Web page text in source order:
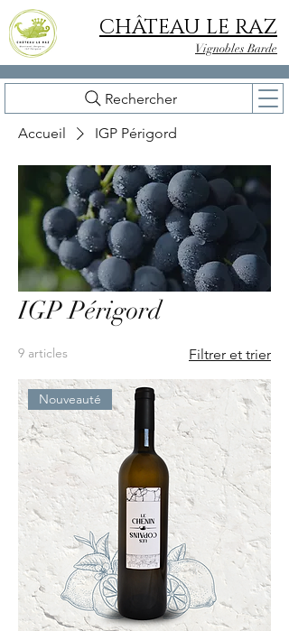
Rechercher
CHÂTEAU LE RAZ
Vignobles Barde
Accueil IGP Périgord
IGP Périgord
9 articles Filtrer et trier
Nouveauté